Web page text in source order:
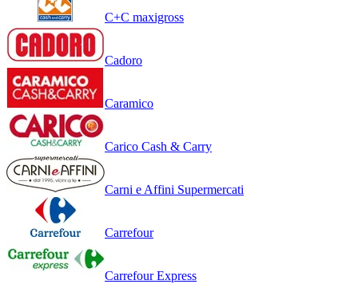
C+C maxigross
Cadoro
Caramico
Carico Cash & Carry
Carni e Affini Supermercati
Carrefour
Carrefour Express